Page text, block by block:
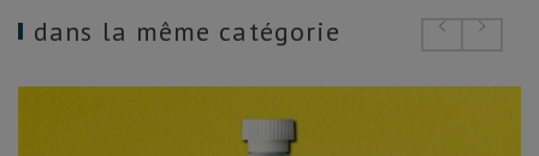
dans la même catégorie